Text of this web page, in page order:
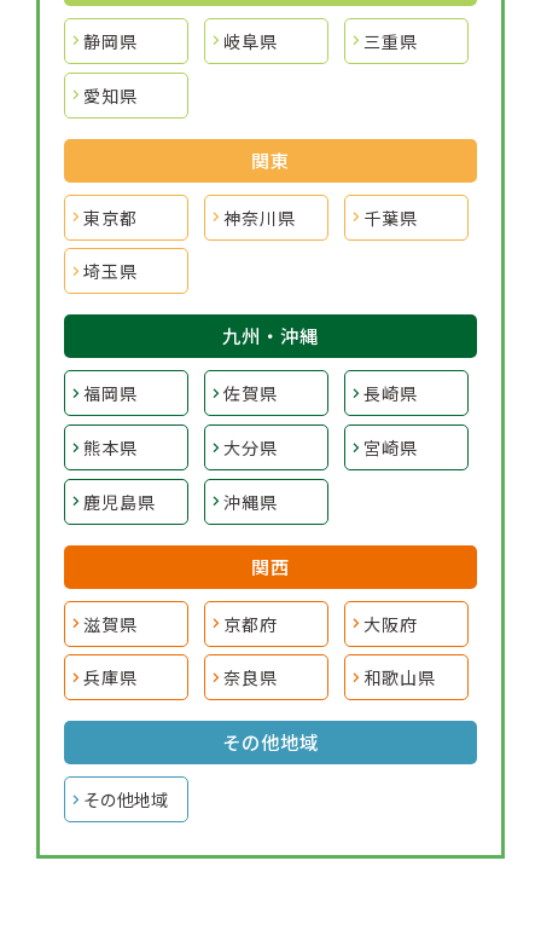
静岡県 岐阜県 三重県
愛知県
関東
東京都 神奈川県 千葉県
埼玉県
九州・沖縄
福岡県 佐賀県 長崎県
熊本県 大分県 宮崎県
鹿児島県 沖縄県
関西
滋賀県 京都府 大阪府
兵庫県 奈良県 和歌山県
その他地域
その他地域